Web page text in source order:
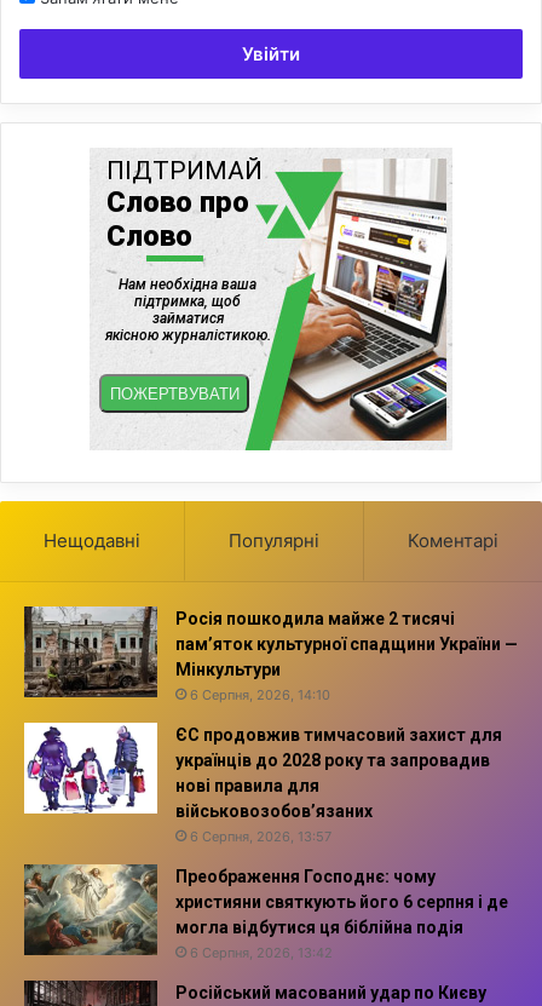
Увійти
Нещодавні Популярні Коментарі
Росія пошкодила майже 2 тисячі
пам’яток культурної спадщини України —
Мінкультури
6 Серпня, 2026, 14:10
ЄС продовжив тимчасовий захист для
українців до 2028 року та запровадив
нові правила для
військовозобов’язаних
6 Серпня, 2026, 13:57
Преображення Господнє: чому
християни святкують його 6 серпня і де
могла відбутися ця біблійна подія
6 Серпня, 2026, 13:42
Російський масований удар по Києву